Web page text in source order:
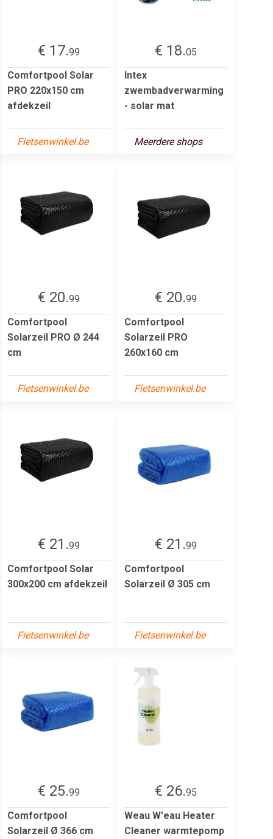
€ 17.99
Comfortpool Solar
PRO 220x150 cm
afdekzeil
Fietsenwinkel.be
€ 18.05
Intex
zwembadverwarming
- solar mat
Meerdere shops
€ 20.99
Comfortpool
Solarzeil PRO Ø 244
cm
Fietsenwinkel.be
€ 20.99
Comfortpool
Solarzeil PRO
260x160 cm
Fietsenwinkel.be
€ 21.99
Comfortpool Solar
300x200 cm afdekzeil
Fietsenwinkel.be
€ 21.99
Comfortpool
Solarzeil Ø 305 cm
Fietsenwinkel.be
€ 25.99
Comfortpool
Solarzeil Ø 366 cm
€ 26.95
Weau W'eau Heater
Cleaner warmtepomp